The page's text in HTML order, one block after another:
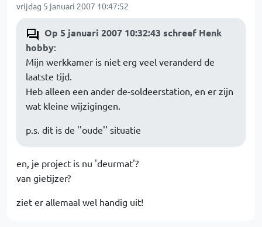
vrijdag 5 januari 2007 10:47:52
Op 5 januari 2007 10:32:43 schreef Henk
hobby:
Mijn werkkamer is niet erg veel veranderd de
laatste tijd.
Heb alleen een ander de-soldeerstation, en er zijn
wat kleine wijzigingen.
p.s. dit is de ''oude'' situatie
en, je project is nu 'deurmat'?
van gietijzer?
ziet er allemaal wel handig uit!